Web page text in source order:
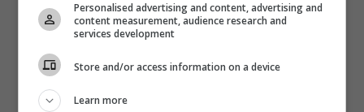
Personalised advertising and content, advertising and
content measurement, audience research and
services development
Store and/or access information on a device
Learn more